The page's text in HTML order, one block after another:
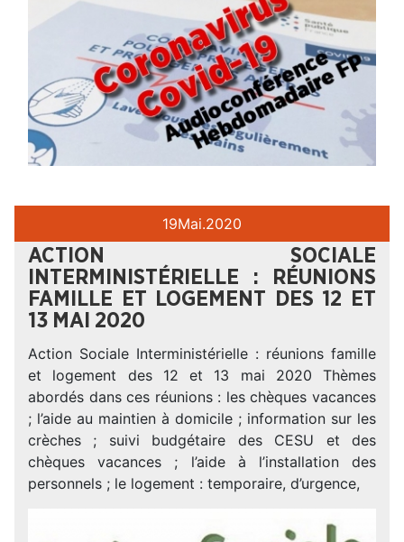
19Mai.2020
ACTION SOCIALE
INTERMINISTÉRIELLE : RÉUNIONS
FAMILLE ET LOGEMENT DES 12 ET
13 MAI 2020
Action Sociale Interministérielle : réunions famille
et logement des 12 et 13 mai 2020 Thèmes
abordés dans ces réunions : les chèques vacances
; l’aide au maintien à domicile ; information sur les
crèches ; suivi budgétaire des CESU et des
chèques vacances ; l’aide à l’installation des
personnels ; le logement : temporaire, d’urgence,